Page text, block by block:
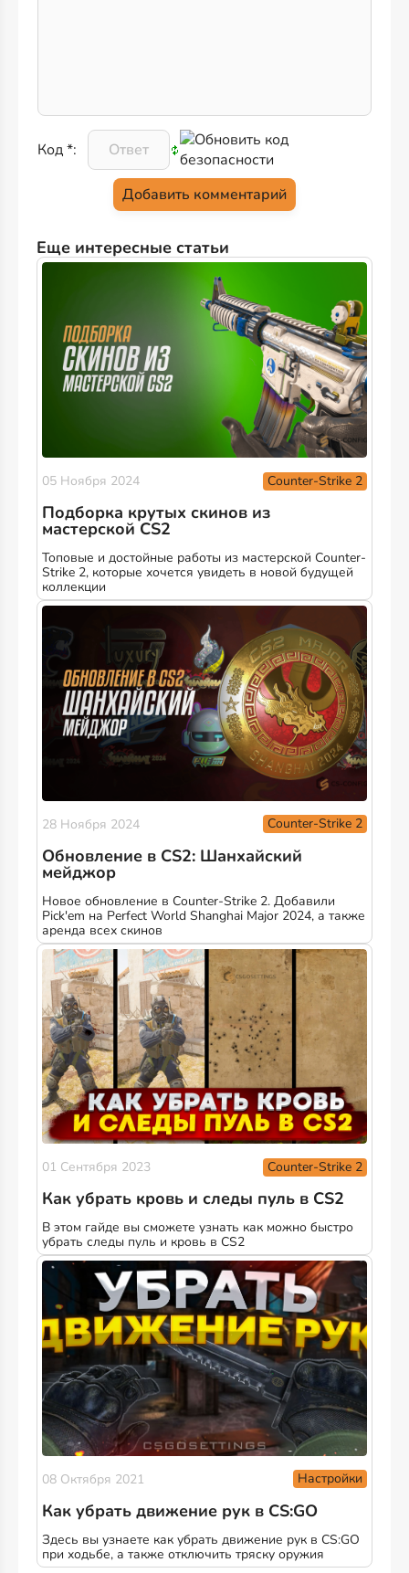
Код *:
Еще интересные статьи
05 Ноября 2024 Counter-Strike 2
Подборка крутых скинов из
мастерской CS2
Топовые и достойные работы из мастерской Counter-
Strike 2, которые хочется увидеть в новой будущей
коллекции
28 Ноября 2024 Counter-Strike 2
Обновление в CS2: Шанхайский
мейджор
Новое обновление в Counter-Strike 2. Добавили
Pick'em на Perfect World Shanghai Major 2024, а также
аренда всех скинов
01 Сентября 2023 Counter-Strike 2
Как убрать кровь и следы пуль в CS2
В этом гайде вы сможете узнать как можно быстро
убрать следы пуль и кровь в CS2
08 Октября 2021 Настройки
Как убрать движение рук в CS:GO
Здесь вы узнаете как убрать движение рук в CS:GO
при ходьбе, а также отключить тряску оружия